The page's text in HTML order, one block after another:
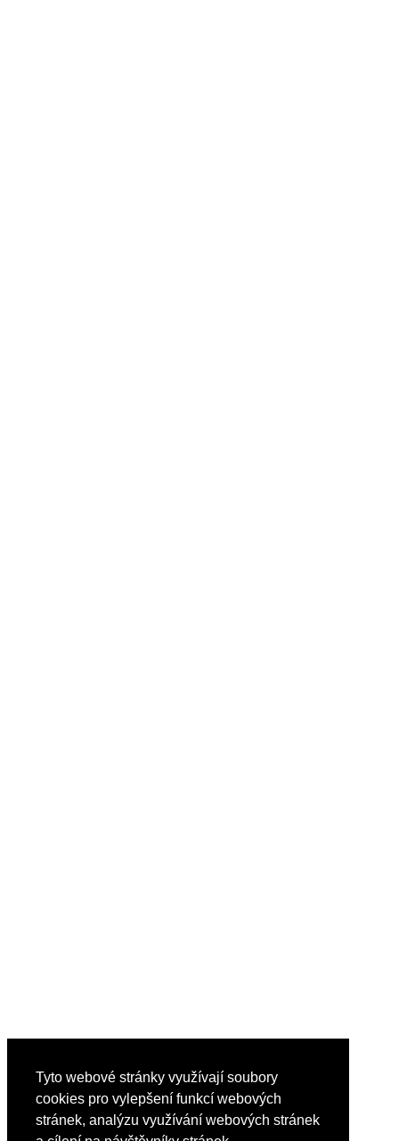
Tyto webové stránky využívají soubory
cookies pro vylepšení funkcí webových
stránek, analýzu využívání webových stránek